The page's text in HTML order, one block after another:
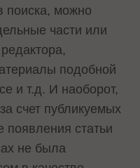
поиска, можно
части или
подобной
и т.д. И наоборот,
счет публикуемых
появления статьи
не была